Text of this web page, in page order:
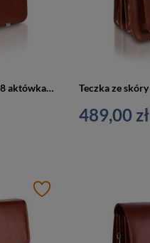
Teczka skórzana męska Tizano TS08 aktówka mała A4 brązowa
489,00 zł